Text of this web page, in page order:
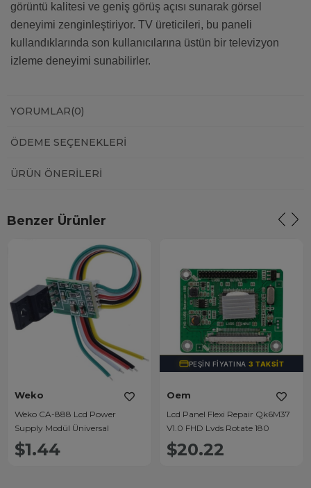
görüntü kalitesi ve geniş görüş açısı sunarak görsel
deneyimi zenginleştiriyor. TV üreticileri, bu paneli
kullandıklarında son kullanıcılarına üstün bir televizyon
izleme deneyimi sunabilirler.
YORUMLAR(0)
ÖDEME SEÇENEKLERI
ÜRÜN ÖNERILERI
Benzer Ürünler
Weko
Weko CA-888 Lcd Power
Supply Modül Üniversal
$1.44
PEŞIN FIYATINA3 TAKSIT
Oem
Lcd Panel Flexi Repair Qk6M37
V1.0 FHD Lvds Rotate 180
$20.22